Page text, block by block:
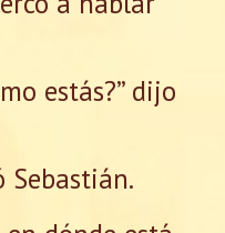
estás?” dijo
Sebastián.